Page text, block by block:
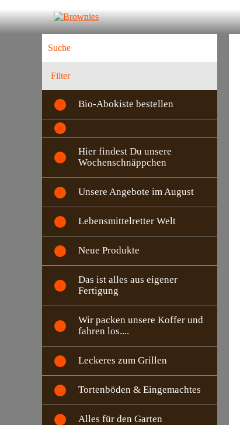
Filter
Bio-Abokiste bestellen
Hier findest Du unsere
Wochenschnäppchen
Unsere Angebote im August
Lebensmittelretter Welt
Neue Produkte
Das ist alles aus eigener
Fertigung
Wir packen unsere Koffer und
fahren los....
Leckeres zum Grillen
Tortenböden & Eingemachtes
Alles für den Garten